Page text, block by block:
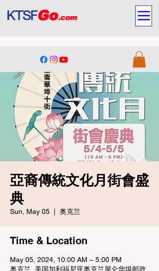
亞裔傳統文化月街會盛
典
Sun, May 05 奥克兰
Time & Location
May 05, 2024, 10:00 AM – 5:00 PM
奥克兰, 美国加利福尼亚奥克兰屋仑华埠邮政